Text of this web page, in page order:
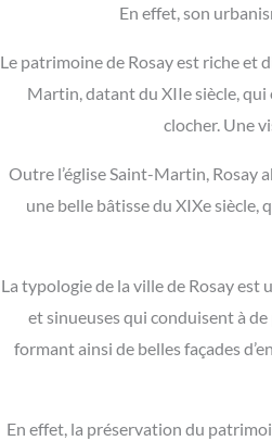
En effet, son
Le patrimoine de Rosay est riche et
Martin, datant du XIIe siècle, qui
clocher. Une
Outre l’église Saint-Martin, Rosay
une belle bâtisse du XIXe siècle,
La typologie de la ville de Rosay
et sinueuses qui conduisent à
formant ainsi de belles façades
En effet, la préservation du